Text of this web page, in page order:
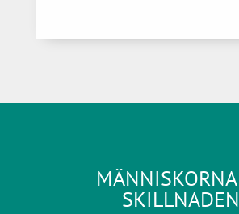
SKILLNADEN